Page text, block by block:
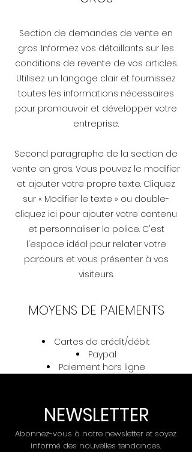
Section de demandes de vente en
gros. Informez vos détaillants sur les
conditions de revente de vos articles.
Utilisez un langage clair et fournissez
toutes les informations nécessaires
pour promouvoir et développer votre
entreprise.
Second paragraphe de la section de
vente en gros. Vous pouvez le modifier
et ajouter votre propre texte. Cliquez
sur « Modifier le texte » ou double-
cliquez ici pour ajouter votre contenu
et personnaliser la police. C'est
l'espace idéal pour relater votre
parcours et vous présenter à vos
visiteurs.
MOYENS DE PAIEMENTS
Cartes de crédit/débit
​Paypal
Paiement hors ligne
NEWSLETTER
Abonnez-vous à notre newsletter et soyez
informé des nouvelles tendances.